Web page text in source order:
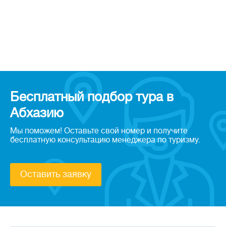
Бесплатный подбор тура в
Абхазию
Мы поможем! Оставьте свой номер и получите
бесплатную консультацию менеджера по туризму.
Оставить заявку